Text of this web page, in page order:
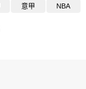
意甲 NBA